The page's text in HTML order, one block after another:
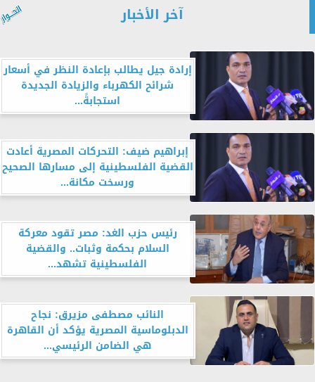
آخر الأخبار
إرادة جيل يطالب بإعادة النظر في أسعار
شرائح الكهرباء والزيادة الجديدة
استجابةً...
إبراهيم ضيف: التحركات المصرية أعادت
القضية الفلسطينية إلى مسارها الصحيح
ورسخت مكانة...
رئيس حزب الغد: مصر تقود معركة
السلام بحكمة وثبات.. والقضية
الفلسطينية تشهد...
النائب مصطفى مزيرق: نجاح
الدبلوماسية المصرية يؤكد أن القاهرة
هي الضامن الرئيسي...